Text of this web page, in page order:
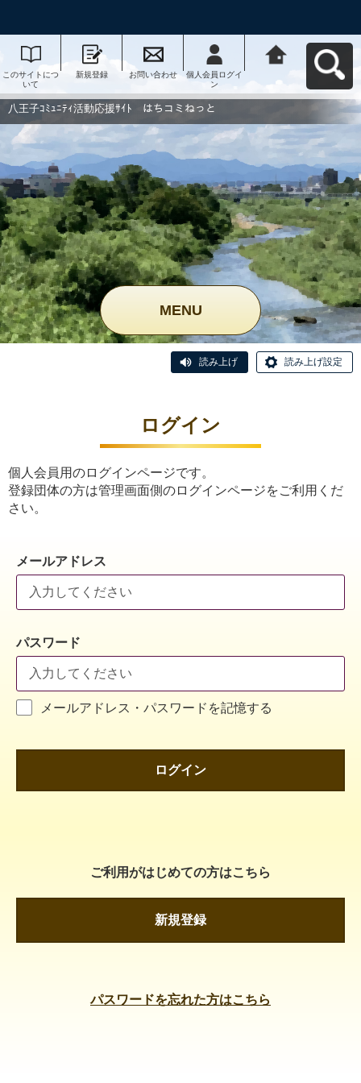
このサイトにつ
いて
新規登録 お問い合わせ
個人会員ログイ
ン
動応援ｻｲﾄ はち
コミねっとへ戻
八王子ｺﾐｭﾆﾃｨ活動応援ｻｲﾄ はちコミねっと
MENU
読み上げ 読み上げ設定
ログイン
個人会員用のログインページです。
登録団体の方は管理画面側のログインページをご利用くだ
さい。
メールアドレス
パスワード
メールアドレス・パスワードを記憶する
ログイン
ご利用がはじめての方はこちら
新規登録
パスワードを忘れた方はこちら